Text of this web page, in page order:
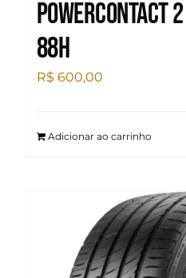
Powercontact
88H
R$ 600,00
Adicionar ao carrinho